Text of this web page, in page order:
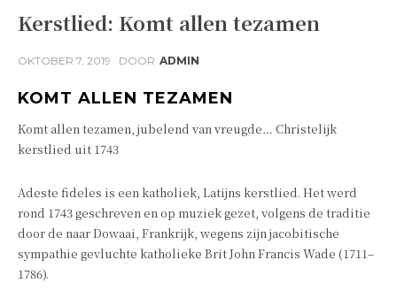
Kerstlied: Komt allen tezamen
OKTOBER 7, 2019 DOOR ADMIN
KOMT ALLEN TEZAMEN
Komt allen tezamen, jubelend van vreugde… Christelijk
kerstlied uit 1743
Adeste fideles is een katholiek, Latijns kerstlied. Het werd
rond 1743 geschreven en op muziek gezet, volgens de traditie
door de naar Dowaai, Frankrijk, wegens zijn jacobitische
sympathie gevluchte katholieke Brit John Francis Wade (1711–
1786).